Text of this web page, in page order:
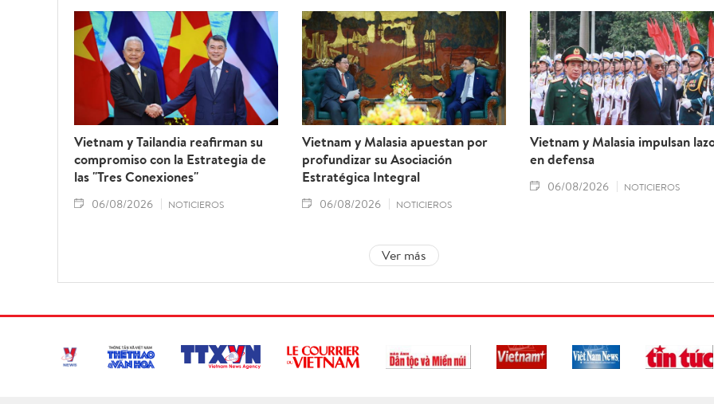
Vietnam y Tailandia reafirman su
compromiso con la Estrategia de
las "Tres Conexiones"
06/08/2026 NOTICIEROS
Vietnam y Malasia apuestan por
profundizar su Asociación
Estratégica Integral
06/08/2026 NOTICIEROS
Vietnam y Malasia impulsan
en defensa
06/08/2026 NOTICIEROS
Ver más